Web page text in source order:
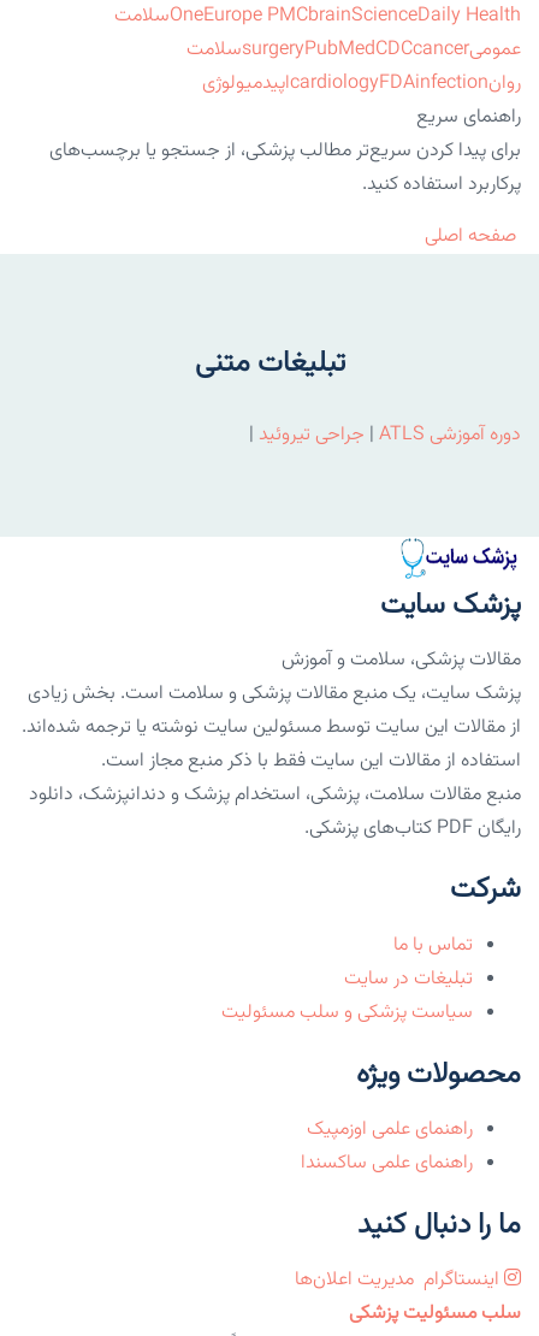
OneEurope PMCbrainScienceDaily Health
سلامت
عمومی
surgeryPubMedCDCcancer
سلامت
روان
cardiologyFDAinfection
اپیدمیولوژی
راهنمای سریع
برای پیدا کردن سریع‌تر مطالب پزشکی، از جستجو یا برچسب‌های
پرکاربرد استفاده کنید.
صفحه اصلی
تبلیغات متنی
دوره آموزشی ATLS | جراحی تیروئید |
پزشک سایت
مقالات پزشکی، سلامت و آموزش
پزشک سایت، یک منبع مقالات پزشکی و سلامت است. بخش زیادی
از مقالات این سایت توسط مسئولین سایت نوشته یا ترجمه شده‌اند.
استفاده از مقالات این سایت فقط با ذکر منبع مجاز است.
منبع مقالات سلامت، پزشکی، استخدام پزشک و دندانپزشک، دانلود
رایگان PDF کتاب‌های پزشکی.
شرکت
تماس با ما
تبلیغات در سایت
سیاست پزشکی و سلب مسئولیت
محصولات ویژه
راهنمای علمی اوزمپیک
راهنمای علمی ساکسندا
ما را دنبال کنید
اینستاگرام مدیریت اعلان‌ها
سلب مسئولیت پزشکی